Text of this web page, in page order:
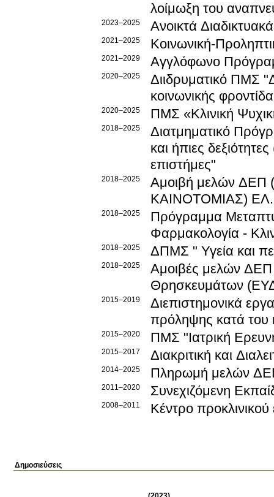
λοίμωξη του
2023–2025 Ανοικτά
2021–2025 Κοινωνική-
2021–2029 Αγγλόφωνο
2020–2025
Διιδρυματικό ΠΜΣ
κοινωνικής
2020–2025 ΠΜΣ «Κλινική
2018–2025
Διατμηματικό
και ήπιες
επιστήμες"
2018–2025
Αμοιβή μελών
ΚΑΙΝΟΤΟΜΙΑΣ)
2018–2025
Πρόγραμμα
Φαρμακολογία -
2018–2025 ΔΠΜΣ " Υγεία και
2018–2025
Αμοιβές μελών ΔΕΠ
Θρησκευμάτων
2015–2019
Διεπιστημονικά
πρόληψης κατά του
2015–2020 ΠΜΣ "Ιατρική
2015–2017 Διακριτική και
2014–2025 Πληρωμή μελών
2011–2020 Συνεχιζόμενη
2008–2011 Κέντρο
Δημοσιεύσεις